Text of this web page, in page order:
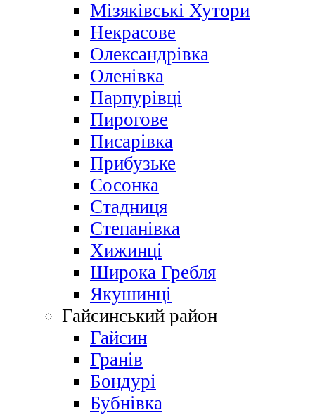
Мізяківські Хутори
Некрасове
Олександрівка
Оленівка
Парпурівці
Пирогове
Писарівка
Прибузьке
Сосонка
Стадниця
Степанівка
Хижинці
Широка Гребля
Якушинці
Гайсинський район
Гайсин
Гранів
Бондурі
Бубнівка